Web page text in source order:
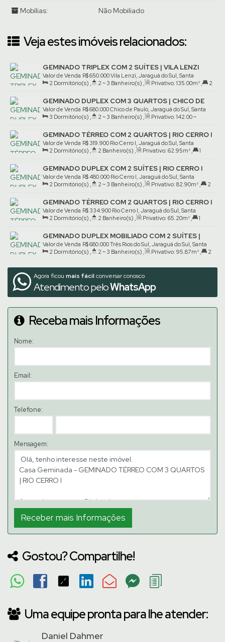
Mobílias: Não Mobiliado
Veja estes imóveis relacionados:
GEMINADO TRIPLEX COM 2 SUÍTES | VILA LENZI
R$650.000
Valor de Venda
Vila Lenzi, Jaraguá do Sul, Santa
Catarina, Brasil
2 Dormitório(s) , 2 ~ 3 Banheiro(s) , Privativo: 135.00m² ,
2
GEMINADO DUPLEX COM 3 QUARTOS | CHICO DE
PAULO
R$680.000
Valor de Venda
Chico de Paulo, Jaraguá do Sul, Santa
Catarina, Brasil
3 Dormitório(s) , 2 ~ 3 Banheiro(s) , Privativo: 142.00~
GEMINADO TÉRREO COM 2 QUARTOS | RIO CERRO I
R$ 319.900
Valor de Venda
Rio Cerro I, Jaraguá do Sul, Santa
Catarina, Brasil
2 Dormitório(s) , 2 Banheiro(s) , Privativo: 62.95m² ,
1
GEMINADO DUPLEX COM 2 SUÍTES | RIO CERRO I
R$480.000
Valor de Venda
Rio Cerro I, Jaraguá do Sul, Santa
Catarina, Brasil
2 Dormitório(s) , 2 ~ 3 Banheiro(s) , Privativo: 82.90m² ,
2
GEMINADO TÉRREO COM 2 QUARTOS | RIO CERRO I
R$ 334.900
Valor de Venda
Rio Cerro I, Jaraguá do Sul, Santa
Catarina, Brasil
2 Dormitório(s) , 2 Banheiro(s) , Privativo: 65.20m² ,
1
GEMINADO DUPLEX MOBILIADO COM 2 SUÍTES |
TRÊS RIOS DO SUL
R$680.000
Valor de Venda
Três Rios do Sul, Jaraguá do Sul, Santa
Catarina, Brasil
2 Dormitório(s) , 2 ~ 3 Banheiro(s) , Privativo: 95.87m² ,
2
Agora ficou mais fácil conversar conosco
Atendimento peloWhatsApp
Receba mais Informações
Nome:
Email:
Telefone:
Mensagem:
Gostou? Compartilhe!
Uma equipe pronta para lhe atender:
Daniel Dahmer